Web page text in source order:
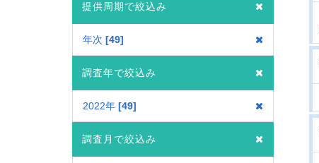
提供周期で絞込み
年次 49
調査年で絞込み
2022年 49
調査月で絞込み